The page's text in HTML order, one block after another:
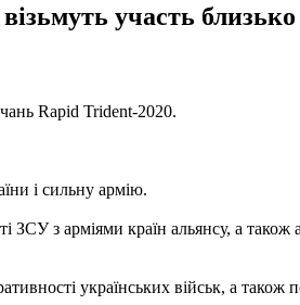
участь
Rapid Trident-2020.
і сильну армію.
з арміями країн альянсу, а також
українських військ, а також